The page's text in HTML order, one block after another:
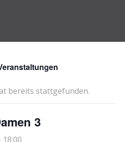
bereits stattgefunden.
3
18:00